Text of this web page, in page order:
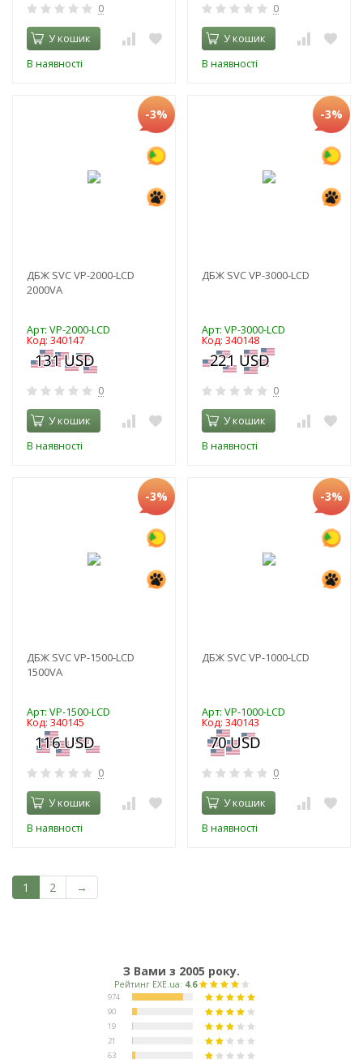
0
У кошик
В наявності
0
У кошик
В наявності
-3%
ДБЖ SVC VP-2000-LCD
2000VA
Арт: VP-2000-LCD
Код: 340147
0
У кошик
В наявності
-3%
ДБЖ SVC VP-3000-LCD
Арт: VP-3000-LCD
Код: 340148
0
У кошик
В наявності
-3%
ДБЖ SVC VP-1500-LCD
1500VA
Арт: VP-1500-LCD
Код: 340145
0
У кошик
В наявності
-3%
ДБЖ SVC VP-1000-LCD
Арт: VP-1000-LCD
Код: 340143
0
У кошик
В наявності
1 2 →
З Вами з 2005 року.